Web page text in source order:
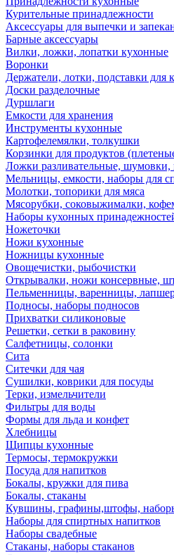
Курительные принадлежности
Аксессуары для выпечки и
Барные аксессуары
Вилки, ложки, лопатки кухонные
Воронки
Держатели, лотки, подставки для
Доски разделочные
Дуршлаги
Емкости для хранения
Инструменты кухонные
Картофелемялки, толкушки
Корзинки для продуктов
Ложки разливательные, шумовки,
Мельницы, емкости, наборы для
Молотки, топорики для мяса
Мясорубки, соковыжималки,
Наборы кухонных
Ножеточки
Ножи кухонные
Ножницы кухонные
Овощечистки, рыбочистки
Открывалки, ножи консервные,
Пельменницы, варенницы,
Подносы, наборы подносов
Прихватки силиконовые
Решетки, сетки в раковину
Салфетницы, солонки
Сита
Ситечки для чая
Сушилки, коврики для посуды
Терки, измельчители
Фильтры для воды
Формы для льда и конфет
Хлебницы
Щипцы кухонные
Термосы, термокружки
Посуда для напитков
Бокалы, кружки для пива
Бокалы, стаканы
Кувшины, графины,штофы,
Наборы для спиртных напитков
Наборы свадебные
Стаканы, наборы стаканов